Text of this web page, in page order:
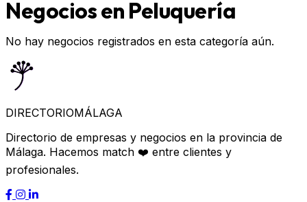
Negocios en Peluquería
No hay negocios registrados en esta categoría aún.
DIRECTORIOMÁLAGA
Directorio de empresas y negocios en la provincia de
Málaga. Hacemos match ❤️ entre clientes y
profesionales.